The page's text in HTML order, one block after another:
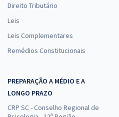
Direito Tributário
Leis
Leis Complementares
Remédios Constitucionais
PREPARAÇÃO A MÉDIO E A
LONGO PRAZO
CRP SC - Conselho Regional de